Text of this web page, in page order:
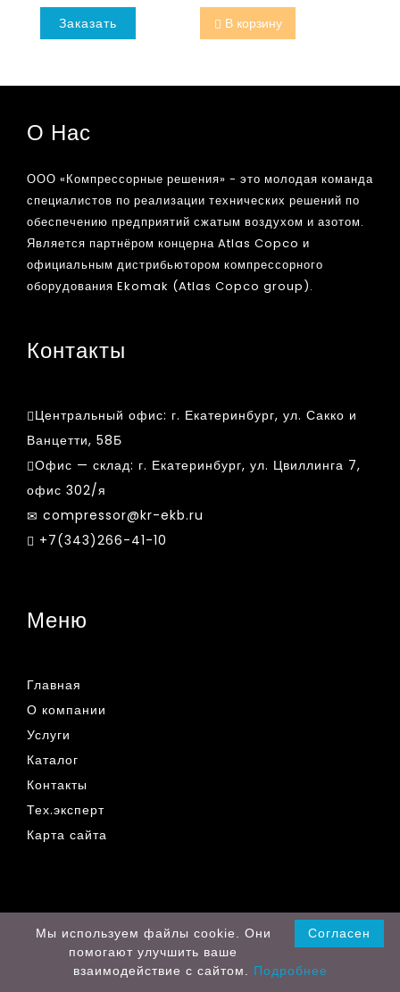
Заказать
В корзину
О Нас
ООО «Компрессорные решения» - это молодая команда
специалистов по реализации технических решений по
обеспечению предприятий сжатым воздухом и азотом.
Является партнёром концерна Atlas Copco и
официальным дистрибьютором компрессорного
оборудования Ekomak (Atlas Copco group).
Контакты
Центральный офис: г. Екатеринбург, ул. Сакко и
Ванцетти, 58Б
Офис — склад: г. Екатеринбург, ул. Цвиллинга 7,
офис 302/я
compressor@kr-ekb.ru
+7(343)266-41-10
Меню
Главная
О компании
Услуги
Каталог
Контакты
Тех.эксперт
Карта сайта
Разработка сайта
Согласен
Мы используем файлы cookie. Они
помогают улучшить ваше
взаимодействие с сайтом. Подробнее